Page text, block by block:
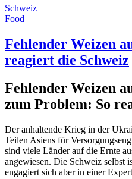
Schweiz
Food
Fehlender Weizen
reagiert die Schweiz
Fehlender Weizen
zum Problem: So
Der anhaltende Krieg in der
Teilen Asiens für
sind viele Länder auf die Ernte
angewiesen. Die Schweiz selbst
engagiert sich aber in einer